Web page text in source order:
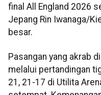
final All England 2026
Jepang Rin Iwanaga/
besar.
Pasangan yang akrab
melalui pertandingan
21, 21-17 di Utilita